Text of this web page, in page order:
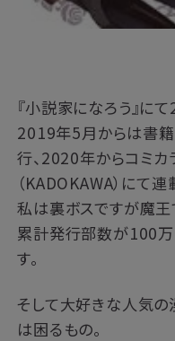
『小説家になろう』に
2019年5月からは書
行、2020年からコミカ
（KADOKAWA）にて
私は裏ボスですが魔王
累計発行部数が100
す。
そして大好きな人気の
は困るもの。